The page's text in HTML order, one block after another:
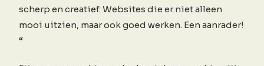
scherp en creatief. Websites die er niet alleen
mooi uitzien, maar ook goed werken. Een aanrader!
“